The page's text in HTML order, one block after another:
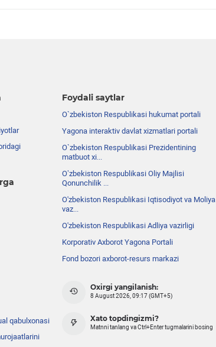
qabulxonasi
Foydali saytlar
O`zbekiston Respublikasi hukumat portali
Yagona interaktiv davlat xizmatlari portali
O`zbekiston Respublikasi Prezidentining
matbuot xi...
Oʼzbekiston Respublikasi Oliy Majlisi
Qonunchilik ...
O'zbekiston Respublikasi Iqtisodiyot va Moliya
vaz...
O'zbekiston Respublikasi Adliya vazirligi
Korporativ Axborot Yagona Portali
Fond bozori axborot-resurs markazi
Oxirgi yangilanish:
8 August 2026, 09:17 (GMT+5)
Xato topdingizmi?
Matnni tanlang va Ctrl+Enter tugmalarini bosing